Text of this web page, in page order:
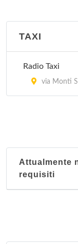
TAXI
Radio Taxi
via Monti
Attualmente
requisiti